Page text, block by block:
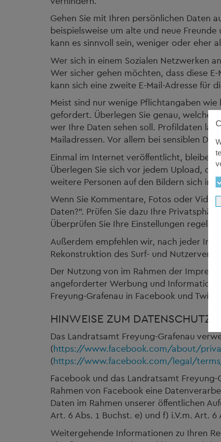
Gehen Sie mit Ihren persönlichen Daten
beispielsweise um alte und neue
kann es sinnvoll sein, weniger oder eher
Wer sich in einem Sozialen Netzwerken
Wer sicher gehen möchten, dass diese
kann sich eine zweite E-Mail-Adresse für
Meist sind nur wenige Pflichtangaben
gefordert. Überlegen Sie genau, welche
wer Ihre Daten sehen soll. Profildaten
Mailadressen. Vor allem bei sensiblen
Einmal im Internet veröffentlicht, bleiben
Überlegen Sie sich vor jedem Upload,
weitere Personen auf den Bildern sich im
Wenn Sie Kommentare, Fotos oder
Daten?”. Prüfen Sie dazu Ihre
Überprüfen Sie Ihre Einstellungen
Außerdem empfehlen wir, nach jeder
Rekonstruktion des Surf- und
Der Nutzung von im Rahmen der
angeforderter Werbung und
Freyung-Grafenau in Facebook und
HINWEISE ZUM DATENSCHUTZ
Das Landratsamt Freyung-Grafenau
(https://www.facebook.com/about/
(https://www.facebook.com/legal/
Facebook und das Landratsamt
Rahmen von Facebook eine
Daten im Rahmen unserer öffentlichen
Art. 6 Abs. 1 Buchst. e) und f) i.V.m. Art.
Weitergehende Informationen zu Ihren